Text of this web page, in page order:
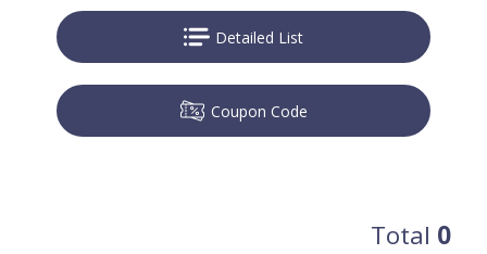
Detailed List
Coupon Code
Total 0